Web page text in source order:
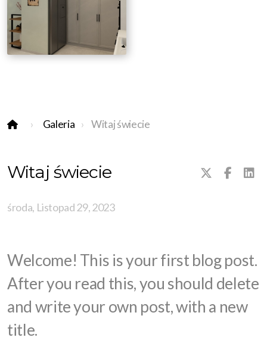
Galeria Witaj świecie
Witaj świecie
środa, Listopad 29, 2023
Welcome! This is your first blog post.
After you read this, you should delete
and write your own post, with a new
title.